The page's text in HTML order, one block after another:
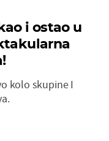
i ostao u
kolo skupine I